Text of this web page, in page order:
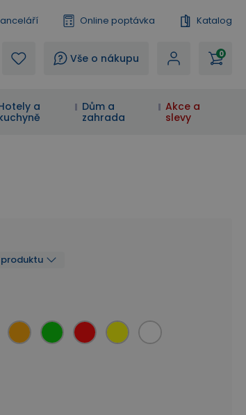
Online poptávka Katalog
? Vše o nákupu 0
a
Dům a
zahrada
Akce a
slevy